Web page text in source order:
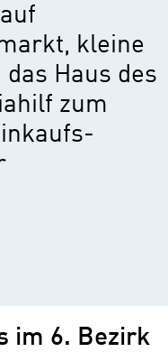
kleine
Haus des
zum
im 6. Bezirk